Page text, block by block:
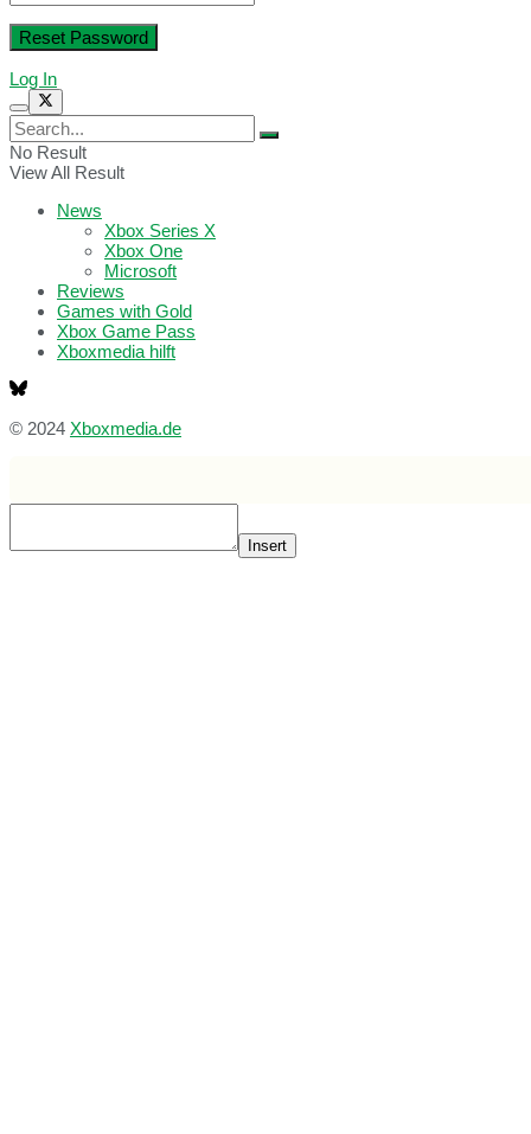
Log In
No Result
View All Result
News
Xbox Series X
Xbox One
Microsoft
Reviews
Games with Gold
Xbox Game Pass
Xboxmedia hilft
© 2024 Xboxmedia.de
Insert